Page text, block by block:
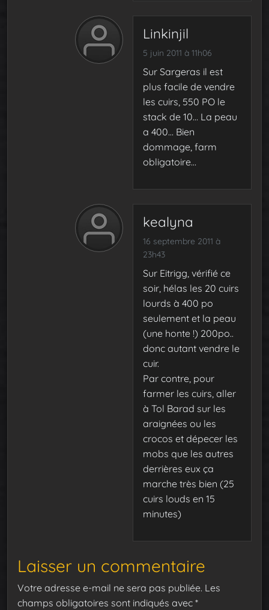
Linkinjil
5 juin 2011 à 11h06
Sur Sargeras il est
plus facile de vendre
les cuirs, 550 PO le
stack de 10… La peau
a 400… Bien
dommage, farm
obligatoire…
kealyna
16 septembre 2011 à
23h43
Sur Eitrigg, vérifié ce
soir, hélas les 20 cuirs
lourds à 400 po
seulement et la peau
(une honte !) 200po..
donc autant vendre le
cuir.
Par contre, pour
farmer les cuirs, aller
à Tol Barad sur les
araignées ou les
crocos et dépecer les
mobs que les autres
derrières eux ça
marche très bien (25
cuirs louds en 15
minutes)
Laisser un commentaire
Votre adresse e-mail ne sera pas publiée. Les
champs obligatoires sont indiqués avec *